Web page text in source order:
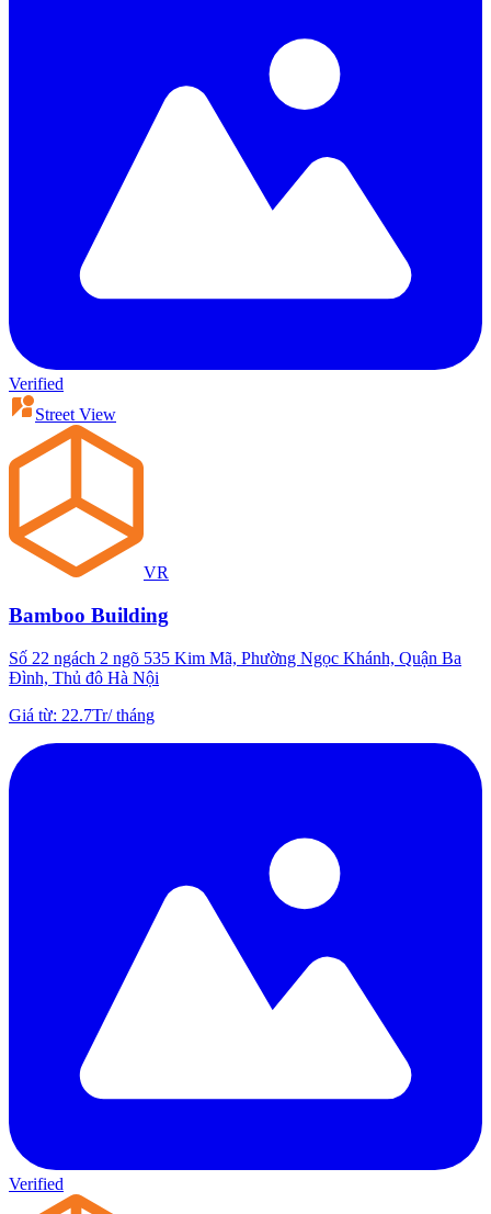
Verified
Street View
VR
Bamboo Building
Số 22 ngách 2 ngõ 535 Kim Mã, Phường Ngọc Khánh, Quận Ba
Đình, Thủ đô Hà Nội
Giá từ: 22.7Tr/tháng
Verified